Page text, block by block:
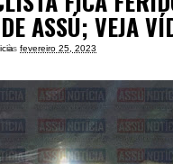
ASSÚ; VEJA
às fevereiro 25, 2023